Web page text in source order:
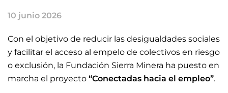
10 junio 2026
Con el objetivo de reducir las desigualdades sociales
y facilitar el acceso al empelo de colectivos en riesgo
o exclusión, la Fundación Sierra Minera ha puesto en
marcha el proyecto “Conectadas hacia el empleo”.